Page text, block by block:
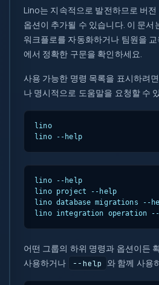
Lino는 지속적으로 발전하므로 버
옵션이 추가될 수 있습니다. 이 문서
워크플로를 자동화하거나 팀원을
에서 정확한 구문을 확인하세요.
사용 가능한 명령 목록을 표시하려
나 명시적으로 도움말을 요청할 수
lino
lino --help
lino --help
lino project --help
lino database migrations --
lino integration operation
어떤 그룹의 하위 명령과 옵션이든
사용하거나
--help 와 함께 사용